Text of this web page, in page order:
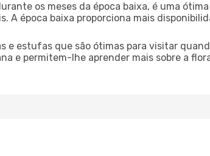
os meses da época baixa, é uma ótima
A época baixa proporciona mais
e estufas que são ótimas para visitar
e permitem-lhe aprender mais sobre a